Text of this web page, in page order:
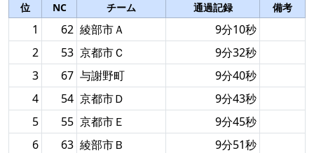
位
NC チーム 通過記録 備考
1 62 綾部市Ａ
9分10秒
2
53 京都市Ｃ
9分32秒
3
67 与謝野町
9分40秒
4
54 京都市Ｄ
9分43秒
5
55 京都市Ｅ
9分45秒
6
63 綾部市Ｂ
9分51秒